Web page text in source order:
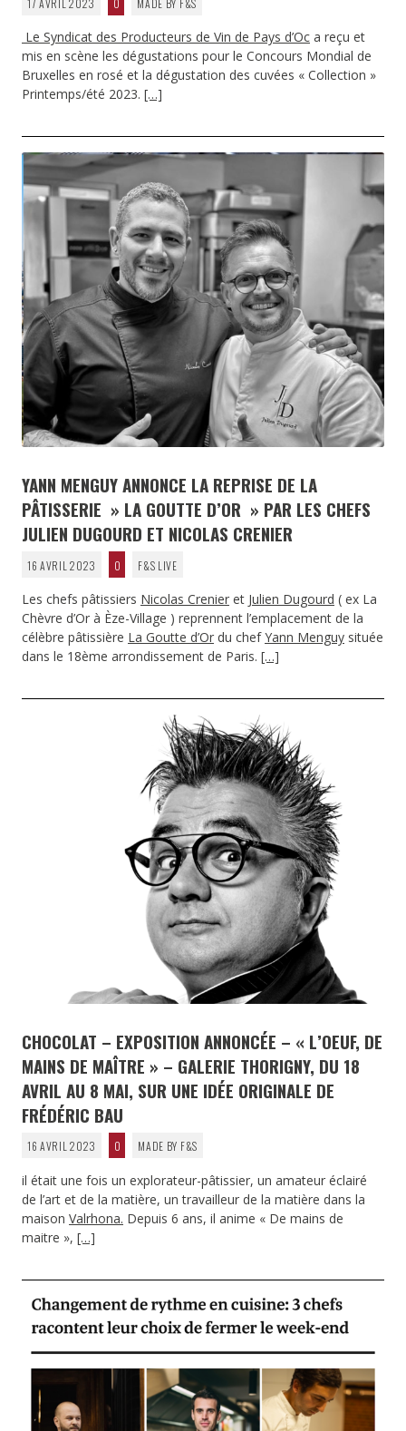
Le Syndicat des Producteurs de Vin de Pays d’Oc a reçu et
mis en scène les dégustations pour le Concours Mondial de
Bruxelles en rosé et la dégustation des cuvées « Collection »
Printemps/été 2023. […]
YANN MENGUY ANNONCE LA REPRISE DE LA
PÂTISSERIE » LA GOUTTE D’OR » PAR LES CHEFS
JULIEN DUGOURD ET NICOLAS CRENIER
16 AVRIL 2023 0 F&S LIVE
Les chefs pâtissiers Nicolas Crenier et Julien Dugourd ( ex La
Chèvre d’Or à Èze-Village ) reprennent l’emplacement de la
célèbre pâtissière La Goutte d’Or du chefYann Menguy située
dans le 18ème arrondissement de Paris. […]
CHOCOLAT – EXPOSITION ANNONCÉE – « L’OEUF, DE
MAINS DE MAÎTRE » – GALERIE THORIGNY, DU 18
AVRIL AU 8 MAI, SUR UNE IDÉE ORIGINALE DE
FRÉDÉRIC BAU
16 AVRIL 2023 0 MADE BY F&S
il était une fois un explorateur-pâtissier, un amateur éclairé
de l’art et de la matière, un travailleur de la matière dans la
maison Valrhona. Depuis 6 ans, il anime « De mains de
maitre », […]